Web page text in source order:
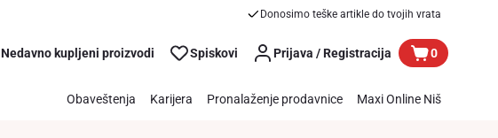
Donosimo teške artikle do tvojih vrata
Nedavno kupljeni proizvodi Spiskovi Prijava / Registracija 0
Obaveštenja Karijera Pronalaženje prodavnice Maxi Online Niš